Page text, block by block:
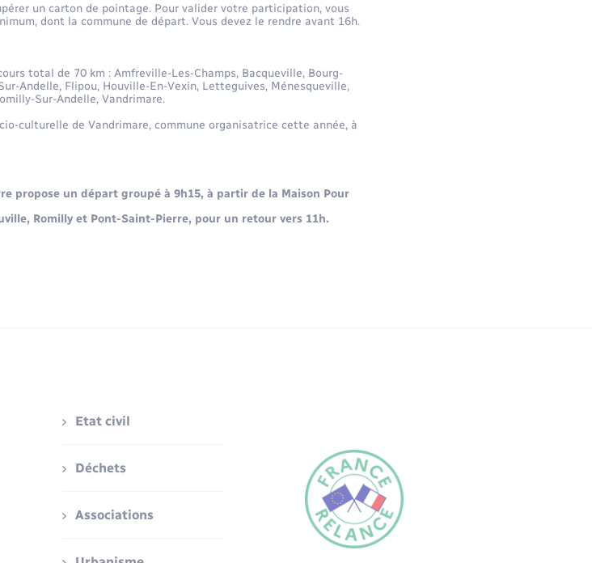
un carton de pointage. Pour valider votre participation, vous
dont la commune de départ. Vous devez le rendre avant 16h.
total de 70 km : Amfreville-Les-Champs, Bacqueville, Bourg-
Andelle, Flipou, Houville-En-Vexin, Letteguives, Ménesqueville,
Sur-Andelle, Vandrimare.
culturelle de Vandrimare, commune organisatrice cette année, à
propose un départ groupé à 9h15, à partir de la Maison Pour
Romilly et Pont-Saint-Pierre, pour un retour vers 11h.
Etat civil
Déchets
Associations